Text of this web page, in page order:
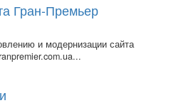
Гран-Премьер
и модернизации сайта